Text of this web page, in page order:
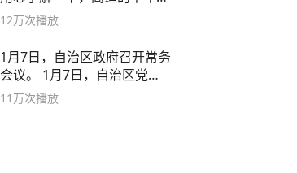
袭之路
12万次播放
1月7日，自治区政府召开常务
会议。 1月7日，自治区党委
副书记
11万次播放